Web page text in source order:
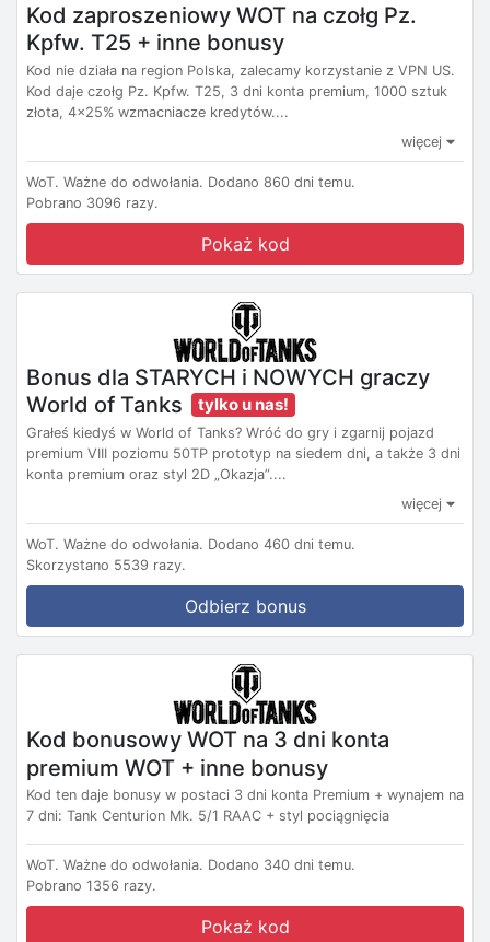
Kod zaproszeniowy WOT na czołg Pz.
Kpfw. T25 + inne bonusy
Kod nie działa na region Polska, zalecamy korzystanie z VPN US.
Kod daje czołg Pz. Kpfw. T25, 3 dni konta premium, 1000 sztuk
złota, 4x25% wzmacniacze kredytów....
więcej
WoT. Ważne do odwołania. Dodano 860 dni temu.
Pobrano 3096 razy.
Pokaż kod
Bonus dla STARYCH i NOWYCH graczy
World of Tanks
tylko u nas!
Grałeś kiedyś w World of Tanks? Wróć do gry i zgarnij pojazd
premium VIII poziomu 50TP prototyp na siedem dni, a także 3 dni
konta premium oraz styl 2D „Okazja”....
więcej
WoT. Ważne do odwołania. Dodano 460 dni temu.
Skorzystano 5539 razy.
Odbierz bonus
Kod bonusowy WOT na 3 dni konta
premium WOT + inne bonusy
Kod ten daje bonusy w postaci 3 dni konta Premium + wynajem na
7 dni: Tank Centurion Mk. 5/1 RAAC + styl pociągnięcia
WoT. Ważne do odwołania. Dodano 340 dni temu.
Pobrano 1356 razy.
Pokaż kod